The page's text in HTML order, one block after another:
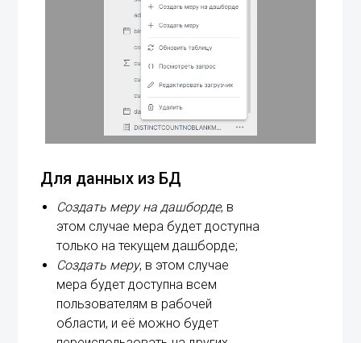
Создать меру на дашборде, в
этом случае мера будет доступна
только на текущем дашборде;
Создать меру, в этом случае
мера будет доступна всем
пользователям в рабочей
области, и её можно будет
Для данных из БД